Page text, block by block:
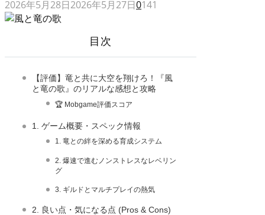
2026年5月28日2026年5月27日0141
目次
【評価】竜と共に大空を翔けろ！『風
と竜の歌』のリアルな感想と攻略
🏆 Mobgame評価スコア
1. ゲーム概要・スペック情報
1. 竜との絆を深める育成システム
2. 爆速で進むノンストレスなレベリン
グ
3. ギルドとマルチプレイの熱気
2. 良い点・気になる点 (Pros & Cons)